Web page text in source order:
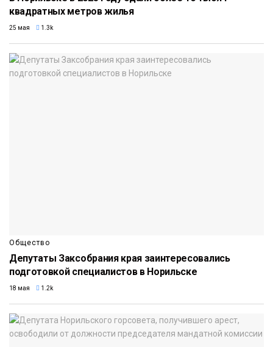
квадратных метров жилья
25 мая 1.3k
Общество
Депутаты Заксобрания края заинтересовались
подготовкой специалистов в Норильске
18 мая 1.2k